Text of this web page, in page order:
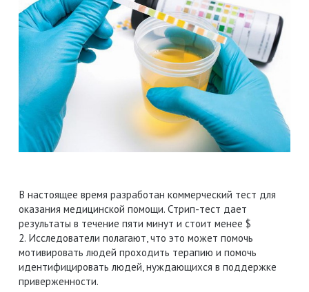
В настоящее время разработан коммерческий тест для
оказания медицинской помощи. Стрип-тест дает
результаты в течение пяти минут и стоит менее $
2. Исследователи полагают, что это может помочь
мотивировать людей проходить терапию и помочь
идентифицировать людей, нуждающихся в поддержке
приверженности.